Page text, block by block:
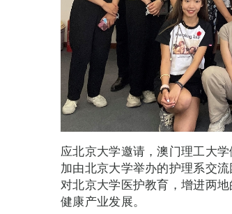
应北京大学邀请，澳门理工大
加由北京大学举办的护理系交
对北京大学医护教育，增进两
健康产业发展。